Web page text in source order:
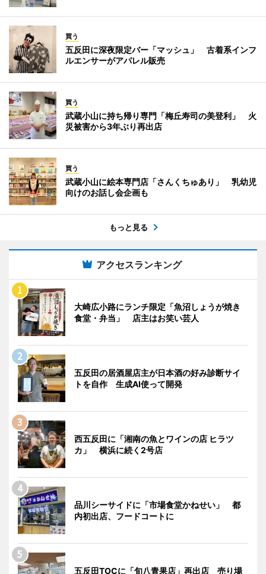
買う
五反田に深夜限定バー「マッシュ」 古着系インフ
ルエンサーがアパレル販売
買う
武蔵小山に持ち帰り専門「梅丘寿司の美登利」 火
災被害から3年ぶり再出店
買う
武蔵小山に絵本専門店「さんくちゅあり」 乳幼児
向けのお話し会企画も
もっと見る
アクセスランキング
大崎広小路にランチ限定「魚沼しょうが焼き
食堂・弁当」 店主はお笑い芸人
五反田の居酒屋店主が日本酒の好み診断サイ
トを自作 生成AI使って開発
西五反田に「湘南の魚とワインの店 ヒラツ
カ」 横浜に続く2号店
品川シーサイドに「市場食堂かねせい」 都
内初出店、フードコートに
五反田TOCに「旬八青果店」再出店 売り場